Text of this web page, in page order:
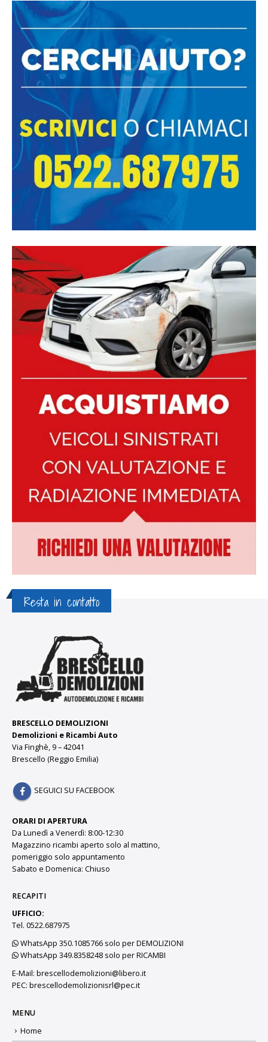
Resta in contatto
BRESCELLO DEMOLIZIONI
Demolizioni e Ricambi Auto
Via Finghè, 9 – 42041
Brescello (Reggio Emilia)
SEGUICI SU FACEBOOK
ORARI DI APERTURA
Da Lunedì a Venerdì: 8:00-12:30
Magazzino ricambi aperto solo al mattino,
pomeriggio solo appuntamento
Sabato e Domenica: Chiuso
RECAPITI
UFFICIO:
Tel. 0522.687975
WhatsApp 350.1085766 solo per DEMOLIZIONI
WhatsApp 349.8358248 solo per RICAMBI
E-Mail: brescellodemolizioni@libero.it
PEC: brescellodemolizionisrl@pec.it
MENU
Home